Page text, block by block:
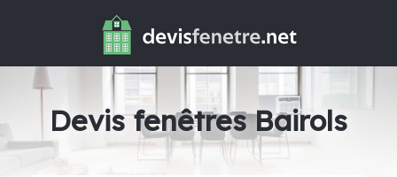
Devis fenêtres Bairols